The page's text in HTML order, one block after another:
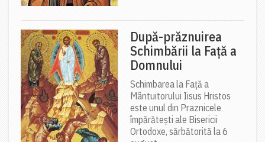
După-prăznuirea
Schimbării la Față a
Domnului
Schimbarea la Față a
Mântuitorului Iisus Hristos
este unul din Praznicele
împărătești ale Bisericii
Ortodoxe, sărbătorită la 6